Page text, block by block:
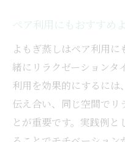
ペア利用にもおすすめ
よもぎ蒸しはペア利用
緒にリラクゼーションタ
利用を効果的にするには
伝え合い、同じ空間でリ
とが重要です。実践例